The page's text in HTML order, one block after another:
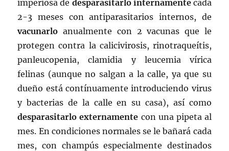
imperiosa de desparasitarlo internamente cada
2-3 meses con antiparasitarios internos, de
vacunarlo anualmente con 2 vacunas que le
protegen contra la calicivirosis, rinotraqueítis,
panleucopenia, clamidia y leucemia vírica
felinas (aunque no salgan a la calle, ya que su
dueño está contínuamente introduciendo virus
y bacterias de la calle en su casa), así como
desparasitarlo externamente con una pipeta al
mes. En condiciones normales se le bañará cada
mes, con champús especialmente destinados